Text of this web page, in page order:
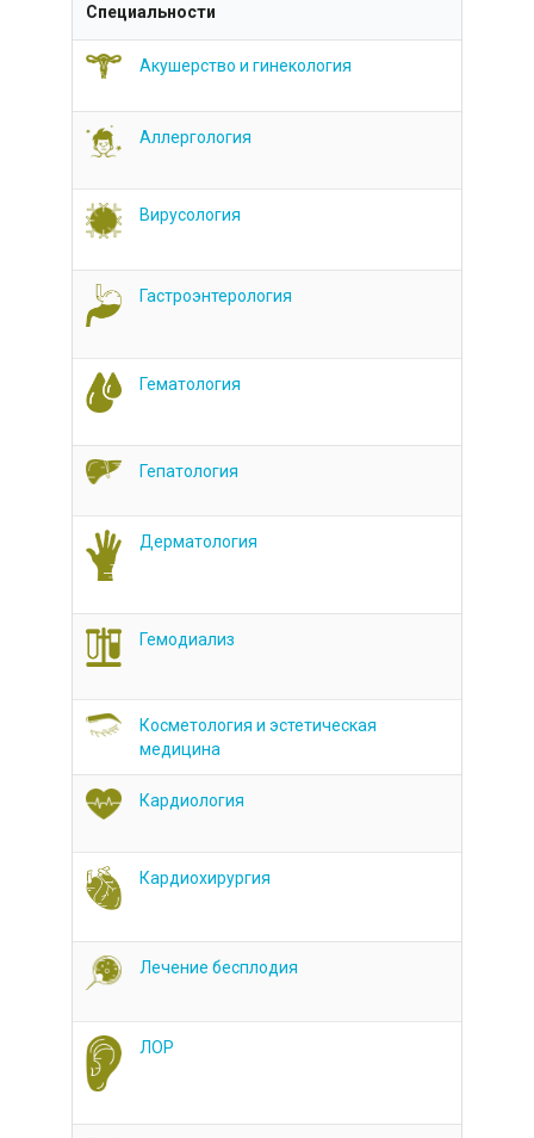
Специальности
Акушерство и гинекология
Аллергология
Вирусология
Гастроэнтерология
Гематология
Гепатология
Дерматология
Гемодиализ
Косметология и эстетическая
медицина
Кардиология
Кардиохирургия
Лечение бесплодия
ЛОР